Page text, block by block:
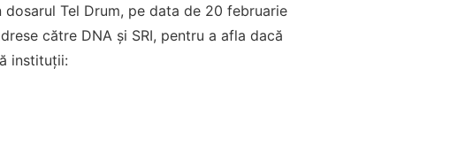
Tel Drum, pe data de 20 februarie
către DNA și SRI, pentru a afla dacă
instituții: